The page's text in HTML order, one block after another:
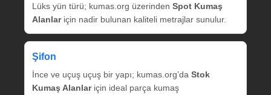
Lüks yün türü; kumas.org üzerinden Spot Kumaş
Alanlariçin nadir bulunan kaliteli metrajlar sunulur.
Şifon
İnce ve uçuş uçuş bir yapı; kumas.org’da Stok
Kumaş Alanlariçin ideal parça kumaş